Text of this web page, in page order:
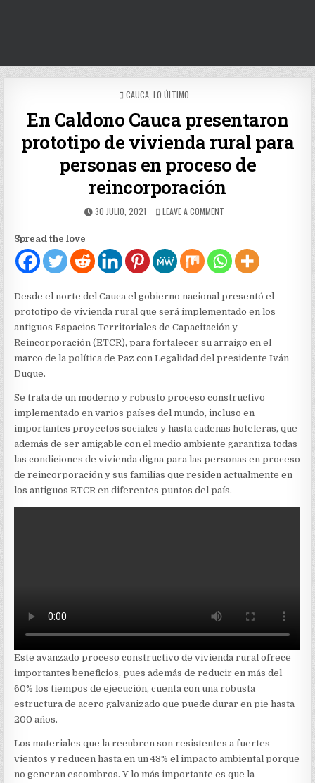
POSTED
CAUCA LO ÚLTIMO
En Caldono Cauca presentaron
prototipo de vivienda rural para
personas en proceso de
reincorporación
PUBLISHED
30 JULIO, 2021 LEAVE A COMMENTON
CAUCA
PRESENTARON
PROTOTIPO
VIVIENDA
RURAL
PARA
PERSONAS
EN
PROCESO
Spread the love
Desde el norte del Cauca el gobierno nacional presentó el
prototipo de vivienda rural que será implementado en los
antiguos Espacios Territoriales de Capacitación y
Reincorporación (ETCR), para fortalecer su arraigo en el
marco de la política de Paz con Legalidad del presidente Iván
Duque.
Se trata de un moderno y robusto proceso constructivo
implementado en varios países del mundo, incluso en
importantes proyectos sociales y hasta cadenas hoteleras, que
además de ser amigable con el medio ambiente garantiza todas
las condiciones de vivienda digna para las personas en proceso
de reincorporación y sus familias que residen actualmente en
los antiguos ETCR en diferentes puntos del país.
Este avanzado proceso constructivo de vivienda rural ofrece
importantes beneficios, pues además de reducir en más del
60% los tiempos de ejecución, cuenta con una robusta
estructura de acero galvanizado que puede durar en pie hasta
200 años.
Los materiales que la recubren son resistentes a fuertes
vientos y reducen hasta en un 43% el impacto ambiental porque
no generan escombros. Y lo más importante es que la